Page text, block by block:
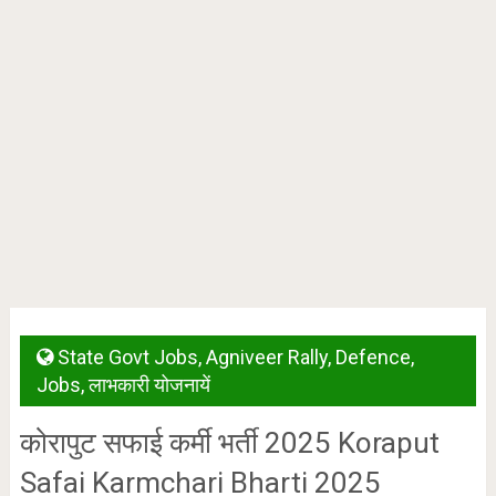
State Govt Jobs,Agniveer Rally, Defence,
Jobs,लाभकारी योजनायें
कोरापुट सफाई कर्मी भर्ती 2025 Koraput
Safai Karmchari Bharti 2025